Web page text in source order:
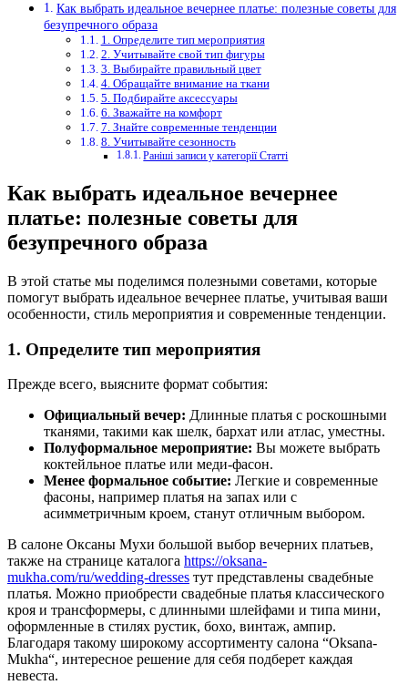
Как выбрать идеальное вечернее платье: полезные советы для
безупречного образа
1. Определите тип мероприятия
2. Учитывайте свой тип фигуры
3. Выбирайте правильный цвет
4. Обращайте внимание на ткани
5. Подбирайте аксессуары
6. Зважайте на комфорт
7. Знайте современные тенденции
8. Учитывайте сезонность
Раніші записи у категорії Статті
Как выбрать идеальное вечернее
платье: полезные советы для
безупречного образа
В этой статье мы поделимся полезными советами, которые
помогут выбрать идеальное вечернее платье, учитывая ваши
особенности, стиль мероприятия и современные тенденции.
1. Определите тип мероприятия
Прежде всего, выясните формат события:
Официальный вечер: Длинные платья с роскошными
тканями, такими как шелк, бархат или атлас, уместны.
Полуформальное мероприятие: Вы можете выбрать
коктейльное платье или меди-фасон.
Менее формальное событие: Легкие и современные
фасоны, например платья на запах или с
асимметричным кроем, станут отличным выбором.
В салоне Оксаны Мухи большой выбор вечерних платьев,
также на странице каталога https://oksana-
mukha.com/ru/wedding-dresses тут представлены свадебные
платья. Можно приобрести свадебные платья классического
кроя и трансформеры, с длинными шлейфами и типа мини,
оформленные в стилях рустик, бохо, винтаж, ампир.
Благодаря такому широкому ассортименту салона “Оksana-
Мukha“, интересное решение для себя подберет каждая
невеста.